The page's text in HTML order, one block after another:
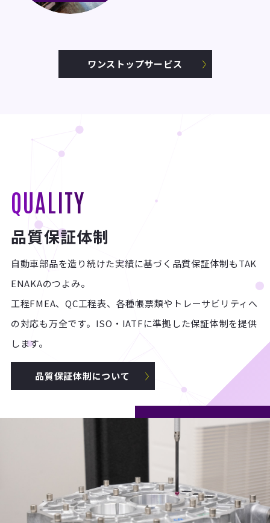
ワンストップサービス
QUALITY
品質保証体制
自動車部品を造り続けた実績に基づく品質保証体制もTAK
ENAKAのつよみ。
工程FMEA、QC工程表、各種帳票類やトレーサビリティへ
の対応も万全です。ISO・IATFに準拠した保証体制を提供
します。
品質保証体制について